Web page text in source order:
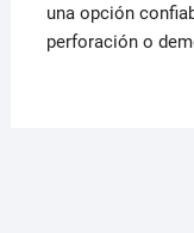
una opción
perforación o